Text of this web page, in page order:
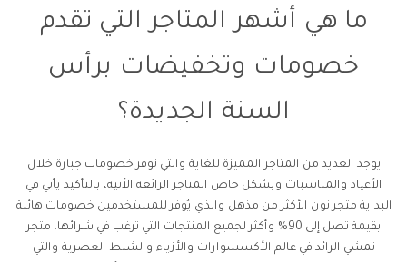
ما هي أشهر المتاجر التي تقدم
خصومات وتخفيضات برأس
السنة الجديدة؟
يوجد العديد من المتاجر المميزة للغاية والتي توفر خصومات جبارة خلال
الأعياد والمناسبات وبشكل خاص المتاجر الرائعة الأتية، بالتأكيد يأتي في
البداية متجر نون الأكثر من مذهل والذي يُوفر للمستخدمين خصومات هائلة
بقيمة تصل إلى 90% وأكثر لجميع المنتجات التي ترغب في شرائها، متجر
نمشي الرائد في عالم الأكسسوارات والأزياء والشنط العصرية والتي